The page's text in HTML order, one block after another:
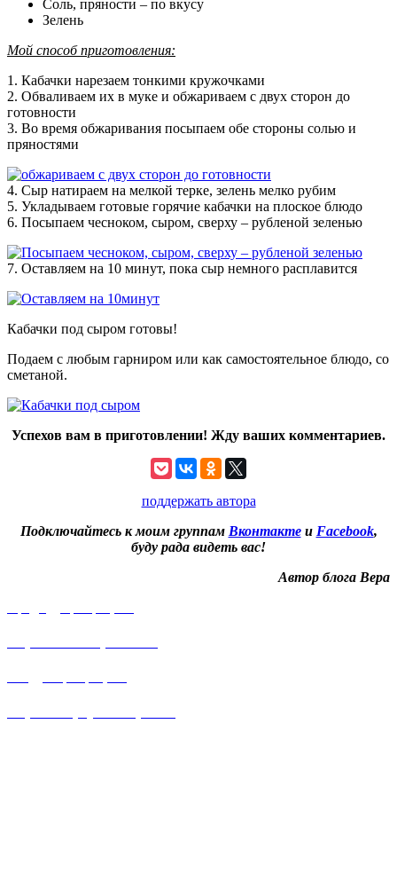
Соль, пряности – по вкусу
Зелень
Мой способ приготовления:
1. Кабачки нарезаем тонкими кружочками
2. Обваливаем их в муке и обжариваем с двух сторон до
готовности
3. Во время обжаривания посыпаем обе стороны солью и
пряностями
4. Сыр натираем на мелкой терке, зелень мелко рубим
5. Укладываем готовые горячие кабачки на плоское блюдо
6. Посыпаем чесноком, сыром, сверху – рубленой зеленью
7. Оставляем на 10 минут, пока сыр немного расплавится
Кабачки под сыром готовы!
Подаем с любым гарниром или как самостоятельное блюдо, со
сметаной.
Успехов вам в приготовлении! Жду ваших комментариев.
поддержать автора
Подключайтесь к моим группам Вконтактеи Facebook,
буду рада видеть вас!
Автор блога Вера